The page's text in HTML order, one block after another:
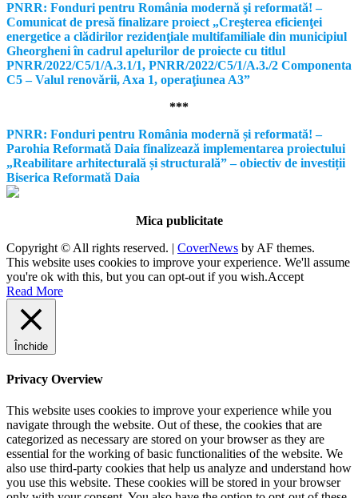
PNRR: Fonduri pentru România modernă şi reformată! –
Comunicat de presă finalizare proiect „Creşterea eficienţei
energetice a clădirilor rezidenţiale multifamiliale din municipiul
Gheorgheni în cadrul apelurilor de proiecte cu titlul
PNRR/2022/C5/1/A.3.1/1, PNRR/2022/C5/1/A.3./2 Componenta
C5 – Valul renovării, Axa 1, operaţiunea A3”
***
PNRR: Fonduri pentru România modernă și reformată! –
Parohia Reformată Daia finalizează implementarea proiectului
„Reabilitare arhitecturală și structurală” – obiectiv de investiții
Biserica Reformată Daia
Mica publicitate
Copyright © All rights reserved. | CoverNews by AF themes.
This website uses cookies to improve your experience. We'll assume
you're ok with this, but you can opt-out if you wish.Accept
Read More
Închide
Privacy Overview
This website uses cookies to improve your experience while you
navigate through the website. Out of these, the cookies that are
categorized as necessary are stored on your browser as they are
essential for the working of basic functionalities of the website. We
also use third-party cookies that help us analyze and understand how
you use this website. These cookies will be stored in your browser